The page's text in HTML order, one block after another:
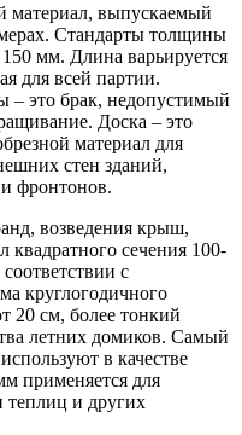
материал, выпускаемый
Стандарты толщины
мм. Длина варьируется
для всей партии.
– это брак, недопустимый
Доска – это
материал для
стен зданий,
фронтонов.
возведения крыш,
квадратного сечения 100-
с
круглогодичного
20 см, более тонкий
летних домиков. Самый
в качестве
применяется для
теплиц и других